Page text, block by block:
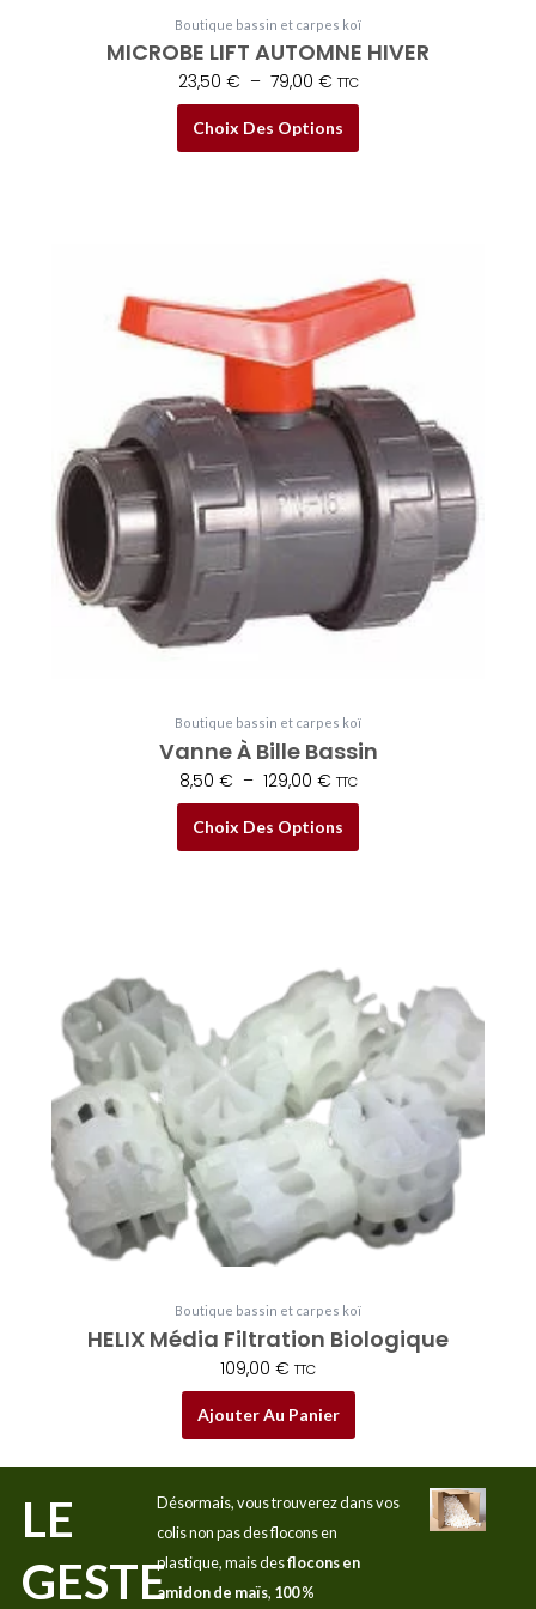
Boutique bassin et carpes koï
MICROBE LIFT AUTOMNE HIVER
23,50 € – 79,00 € TTC
Choix Des Options
Boutique bassin et carpes koï
Vanne À Bille Bassin
8,50 € – 129,00 €
de
prix :
8,50 €
à
129,00 €
TTC
Choix Des Options
produit
plusieurs
Les
options
peuvent
être
choisies
sur
la
page
Boutique bassin et carpes koï
HELIX Média Filtration Biologique
109,00 € TTC
Ajouter Au Panier
LE
GESTE
Désormais, vous trouverez dans vos
colis non pas des flocons en
plastique, mais desflocons en
amidon de maïs, 100 %